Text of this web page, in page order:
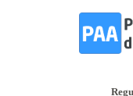
Informações-
Equivalência à
Encontram-se